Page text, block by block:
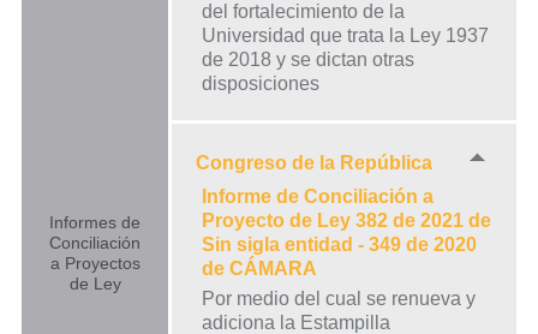
Informes de
Conciliación
a Proyectos
de Ley
del fortalecimiento de la
Universidad que trata la Ley 1937
de 2018 y se dictan otras
disposiciones
Congreso de la República
Informe de Conciliación a
Proyecto de Ley 382 de 2021 de
Sin sigla entidad - 349 de 2020
de CÁMARA
Por medio del cual se renueva y
adiciona la Estampilla